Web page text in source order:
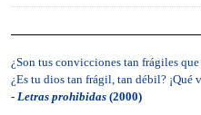
¿Son tus convicciones tan frágiles
¿Es tu dios tan frágil, tan débil? ¡Qué
-Letras prohibidas(2000)